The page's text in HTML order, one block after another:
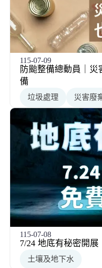
115-07-09
防颱整備總動員｜
備
垃圾處理 災害廢
115-07-08
7/24 地底有秘密開
土壤及地下水